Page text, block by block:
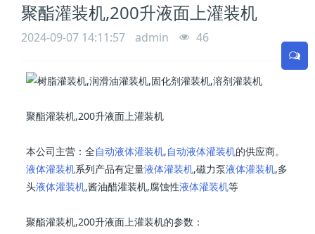
聚酯灌装机,200升液面上灌装机
2024-09-07 14:11:57 admin 46
聚酯灌装机,200升液面上灌装机
本公司主营：全自动液体灌装机,自动液体灌装机的供应商。
液体灌装机系列产品有定量液体灌装机,磁力泵液体灌装机,多
头液体灌装机,酱油醋灌装机,腐蚀性液体灌装机等
聚酯灌装机,200升液面上灌装机的参数：